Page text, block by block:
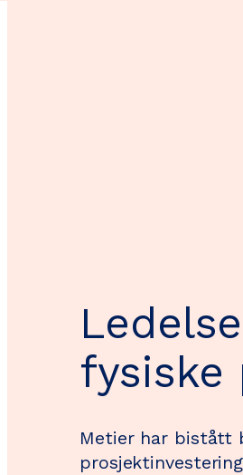
fysiske
Metier har bistått